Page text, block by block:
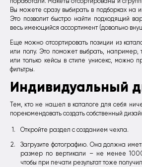
Вы можете сразу выбирать в подборках на
Это позволит быстро найти подходящий
весь имеющийся ассортимент (довольно
Еще можно отсортировать позиции из
или полу. Это поможет выбрать, например,
или только кейсы в стиле унисекс, можно
фильтры.
Индивидуальный
Тем, кто не нашел в каталоге для себя
порекомендовать создать собственный
Откройте раздел с созданием чехла.
Загрузите фотографию. Она должна
размер по вертикали – не менее
чтобы при печати результат тоже